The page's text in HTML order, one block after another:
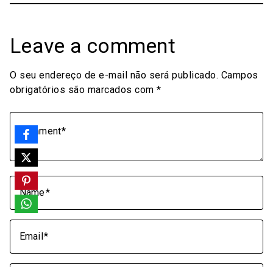
Leave a comment
O seu endereço de e-mail não será publicado. Campos
obrigatórios são marcados com *
Comment
Name
Email